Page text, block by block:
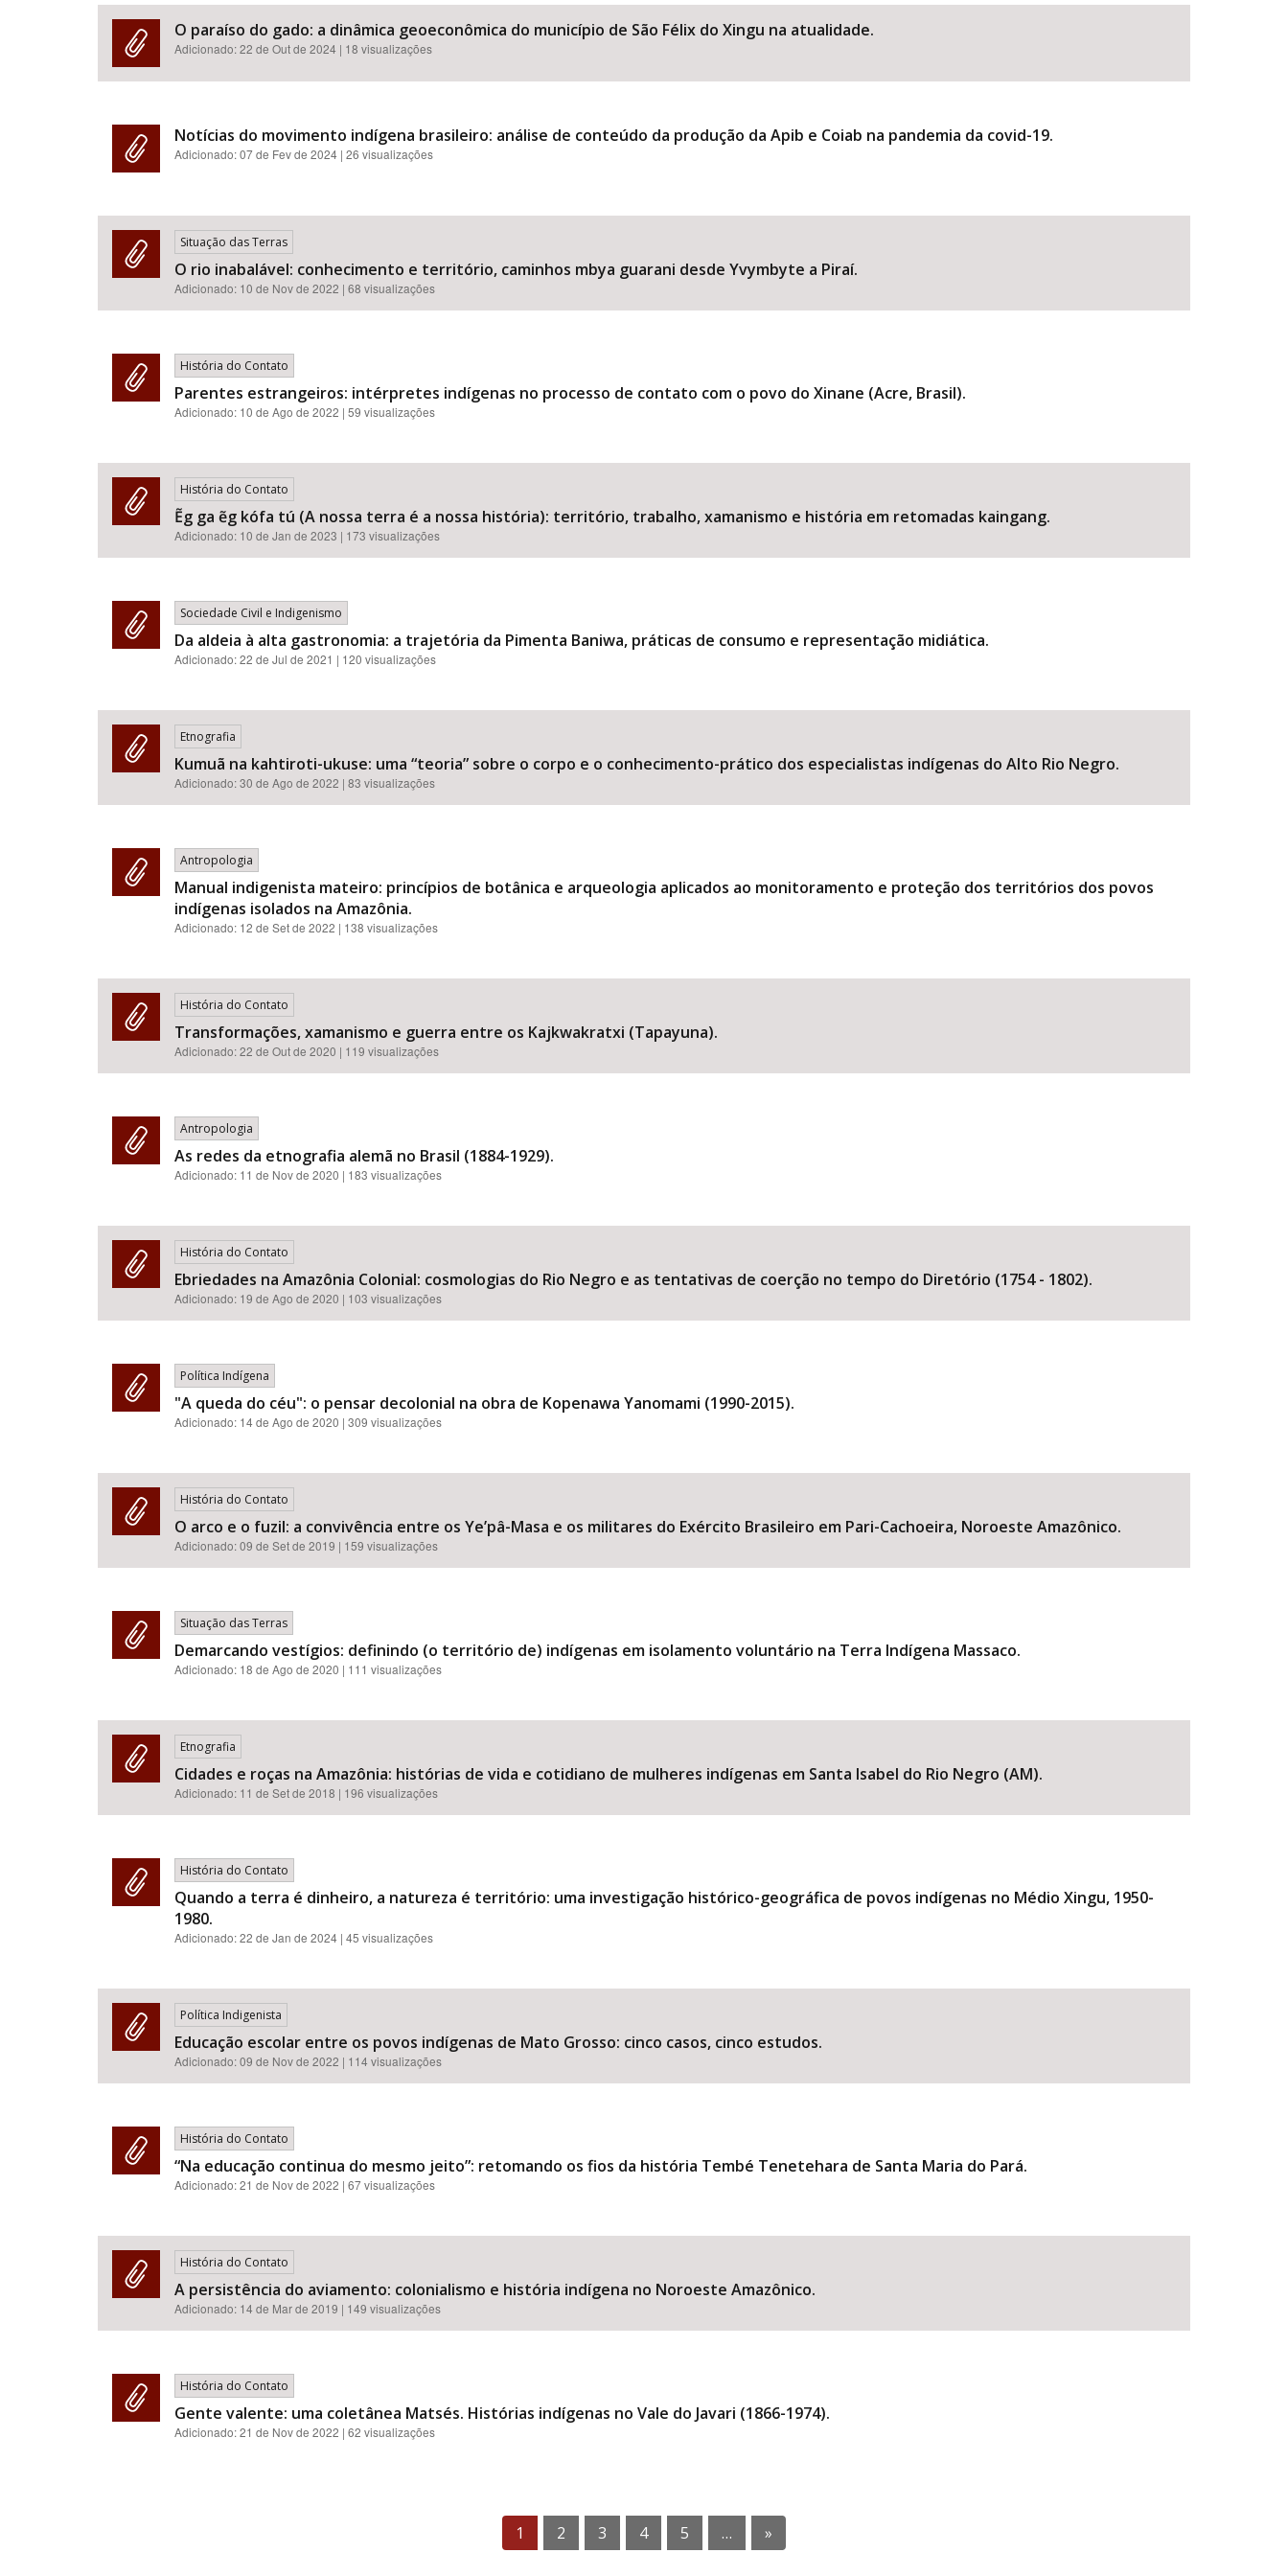
O paraíso do gado: a dinâmica geoeconômica do município de São Félix do Xingu na atualidade.
Adicionado:22 de Out de 2024 | 18 visualizações
Notícias do movimento indígena brasileiro: análise de conteúdo da produção da Apib e Coiab na pandemia da covid-19.
Adicionado:07 de Fev de 2024 | 26 visualizações
Situação das Terras
O rio inabalável: conhecimento e território, caminhos mbya guarani desde Yvymbyte a Piraí.
Adicionado: 10 de Nov de 2022 | 68 visualizações
História do Contato
Parentes estrangeiros: intérpretes indígenas no processo de contato com o povo do Xinane (Acre, Brasil).
Adicionado: 10 de Ago de 2022 | 59 visualizações
História do Contato
Ẽg ga ẽg kófa tú (A nossa terra é a nossa história): território, trabalho, xamanismo e história em retomadas kaingang.
Adicionado: 10 de Jan de 2023 | 173 visualizações
Sociedade Civil e Indigenismo
Da aldeia à alta gastronomia: a trajetória da Pimenta Baniwa, práticas de consumo e representação midiática.
Adicionado:22 de Jul de 2021 | 120 visualizações
Etnografia
Kumuã na kahtiroti-ukuse: uma “teoria” sobre o corpo e o conhecimento-prático dos especialistas indígenas do Alto Rio Negro.
Adicionado:30 de Ago de 2022 | 83 visualizações
Antropologia
Manual indigenista mateiro: princípios de botânica e arqueologia aplicados ao monitoramento e proteção dos territórios dos povos
indígenas isolados na Amazônia.
Adicionado: 12 de Set de 2022 | 138 visualizações
História do Contato
Transformações, xamanismo e guerra entre os Kajkwakratxi (Tapayuna).
Adicionado:22 de Out de 2020 | 119 visualizações
Antropologia
As redes da etnografia alemã no Brasil (1884-1929).
Adicionado: 11 de Nov de 2020 | 183 visualizações
História do Contato
Ebriedades na Amazônia Colonial: cosmologias do Rio Negro e as tentativas de coerção no tempo do Diretório (1754 - 1802).
Adicionado: 19 de Ago de 2020 | 103 visualizações
Política Indígena
"A queda do céu": o pensar decolonial na obra de Kopenawa Yanomami (1990-2015).
Adicionado: 14 de Ago de 2020 | 309 visualizações
História do Contato
O arco e o fuzil: a convivência entre os Ye’pâ-Masa e os militares do Exército Brasileiro em Pari-Cachoeira, Noroeste Amazônico.
Adicionado:09 de Set de 2019 | 159 visualizações
Situação das Terras
Demarcando vestígios: definindo (o território de) indígenas em isolamento voluntário na Terra Indígena Massaco.
Adicionado: 18 de Ago de 2020 | 111 visualizações
Etnografia
Cidades e roças na Amazônia: histórias de vida e cotidiano de mulheres indígenas em Santa Isabel do Rio Negro (AM).
Adicionado: 11 de Set de 2018 | 196 visualizações
História do Contato
Quando a terra é dinheiro, a natureza é território: uma investigação histórico-geográfica de povos indígenas no Médio Xingu, 1950-
1980.
Adicionado:22 de Jan de 2024 | 45 visualizações
Política Indigenista
Educação escolar entre os povos indígenas de Mato Grosso: cinco casos, cinco estudos.
Adicionado:09 de Nov de 2022 | 114 visualizações
História do Contato
“Na educação continua do mesmo jeito”: retomando os fios da história Tembé Tenetehara de Santa Maria do Pará.
Adicionado:21 de Nov de 2022 | 67 visualizações
História do Contato
A persistência do aviamento: colonialismo e história indígena no Noroeste Amazônico.
Adicionado: 14 de Mar de 2019 | 149 visualizações
História do Contato
Gente valente: uma coletânea Matsés. Histórias indígenas no Vale do Javari (1866-1974).
Adicionado:21 de Nov de 2022 | 62 visualizações
1 2 3 4 5 … »